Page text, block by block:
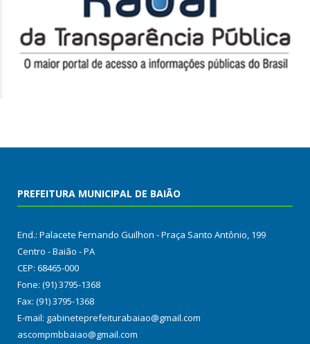
PREFEITURA MUNICIPAL DE BAIÃO
End.: Palacete Fernando Guilhon - Praça Santo Antônio, 199
Centro - Baião - PA
CEP: 68465-000
Fone: (91) 3795-1368
Fax: (91) 3795-1368
E-mail: gabineteprefeiturabaiao@gmail.com
ascompmbbaiao@gmail.com